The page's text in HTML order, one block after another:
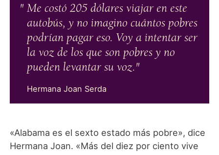
Me costó 205 dólares viajar en este
autobús, y no imagino cuántos pobres
podrían pagar eso. Voy a intentar ser
la voz de los que son pobres y no
pueden levantar su voz.
Hermana Joan Serda
«Alabama es el sexto estado más pobre», dice
Hermana Joan. «Más del diez por ciento vive